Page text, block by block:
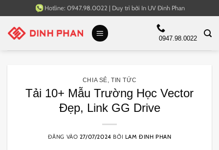
qua
nội
Hotline: 0947.98.0022 | Duy trì bởi In UV Đinh Phan
0947.98.0022
CHIA SẺ ,TIN TỨC
Tải 10+ Mẫu Trường Học Vector
Đẹp, Link GG Drive
ĐĂNG VÀO 27/07/2024 BỞI LAM ĐINH PHAN